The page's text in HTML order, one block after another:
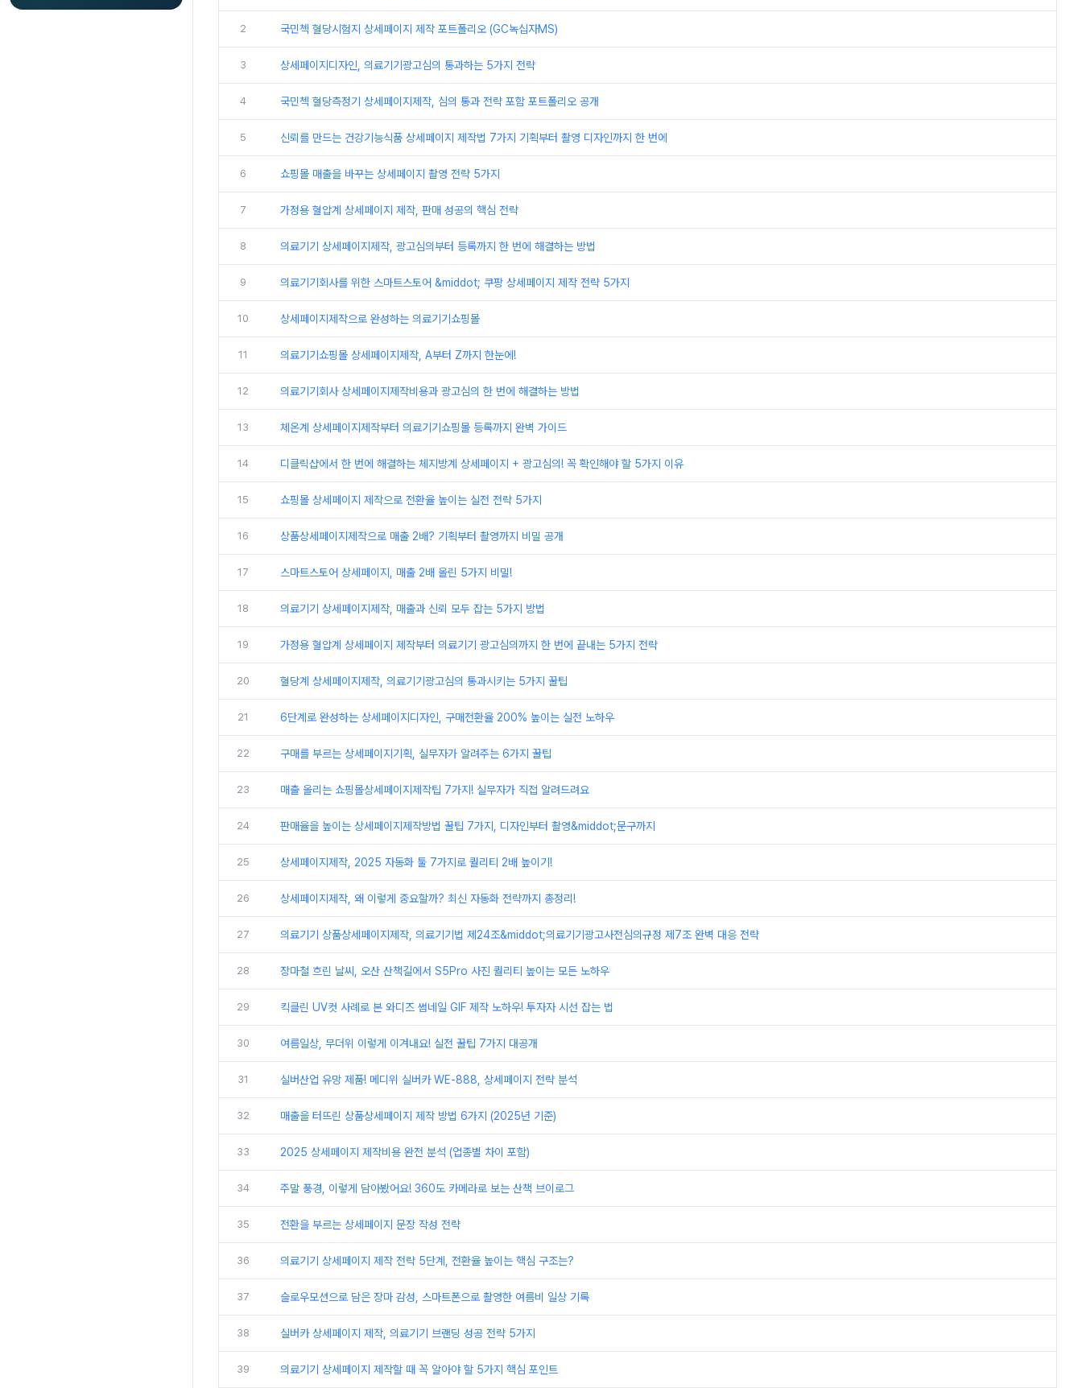
2 국민첵 혈당시험지 상세페이지 제작 포트폴리오 (GC녹십자MS)
3 상세페이지디자인, 의료기기광고심의 통과하는 5가지 전략
4 국민첵 혈당측정기 상세페이지제작, 심의 통과 전략 포함 포트폴리오 공개
5 신뢰를 만드는 건강기능식품 상세페이지 제작법 7가지 기획부터 촬영 디자인까지 한 번에
6 쇼핑몰 매출을 바꾸는 상세페이지 촬영 전략 5가지
7 가정용 혈압계 상세페이지 제작, 판매 성공의 핵심 전략
8 의료기기 상세페이지제작, 광고심의부터 등록까지 한 번에 해결하는 방법
9 의료기기회사를 위한 스마트스토어 &middot; 쿠팡 상세페이지 제작 전략 5가지
10 상세페이지제작으로 완성하는 의료기기쇼핑몰
11 의료기기쇼핑몰 상세페이지제작, A부터 Z까지 한눈에!
12 의료기기회사 상세페이지제작비용과 광고심의 한 번에 해결하는 방법
13 체온계 상세페이지제작부터 의료기기쇼핑몰 등록까지 완벽 가이드
14 디클릭샵에서 한 번에 해결하는 체지방계 상세페이지 + 광고심의! 꼭 확인해야 할 5가지 이유
15 쇼핑몰 상세페이지 제작으로 전환율 높이는 실전 전략 5가지
16 상품상세페이지제작으로 매출 2배? 기획부터 촬영까지 비밀 공개
17 스마트스토어 상세페이지, 매출 2배 올린 5가지 비밀!
18 의료기기 상세페이지제작, 매출과 신뢰 모두 잡는 5가지 방법
19 가정용 혈압계 상세페이지 제작부터 의료기기 광고심의까지 한 번에 끝내는 5가지 전략
20 혈당계 상세페이지제작, 의료기기광고심의 통과시키는 5가지 꿀팁
21 6단계로 완성하는 상세페이지디자인, 구매전환율 200% 높이는 실전 노하우
22 구매를 부르는 상세페이지기획, 실무자가 알려주는 6가지 꿀팁
23 매출 올리는 쇼핑몰상세페이지제작팁 7가지! 실무자가 직접 알려드려요
24 판매율을 높이는 상세페이지제작방법 꿀팁 7가지, 디자인부터 촬영&middot;문구까지
25 상세페이지제작, 2025 자동화 툴 7가지로 퀄리티 2배 높이기!
26 상세페이지제작, 왜 이렇게 중요할까? 최신 자동화 전략까지 총정리!
27 의료기기 상품상세페이지제작, 의료기기법 제24조&middot;의료기기광고사전심의규정 제7조 완벽 대응 전략
28 장마철 흐린 날씨, 오산 산책길에서 S5Pro 사진 퀄리티 높이는 모든 노하우
29 킥클린 UV컷 사례로 본 와디즈 썸네일 GIF 제작 노하우! 투자자 시선 잡는 법
30 여름일상, 무더위 이렇게 이겨내요! 실전 꿀팁 7가지 대공개
31 실버산업 유망 제품! 메디위 실버카 WE‑888, 상세페이지 전략 분석
32 매출을 터뜨린 상품상세페이지 제작 방법 6가지 (2025년 기준)
33 2025 상세페이지 제작비용 완전 분석 (업종별 차이 포함)
34 주말 풍경, 이렇게 담아봤어요! 360도 카메라로 보는 산책 브이로그
35 전환을 부르는 상세페이지 문장 작성 전략
36 의료기기 상세페이지 제작 전략 5단계, 전환율 높이는 핵심 구조는?
37 슬로우모션으로 담은 장마 감성, 스마트폰으로 촬영한 여름비 일상 기록
38 실버카 상세페이지 제작, 의료기기 브랜딩 성공 전략 5가지
39 의료기기 상세페이지 제작할 때 꼭 알아야 할 5가지 핵심 포인트